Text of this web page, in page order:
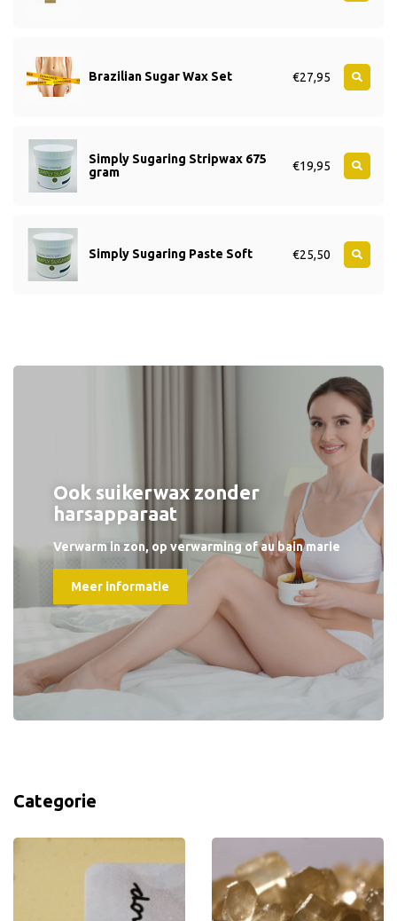
Brazilian Sugar Wax Set €27,95
Simply Sugaring Stripwax 675
gram
€19,95
Simply Sugaring Paste Soft €25,50
Ook suikerwax zonder
harsapparaat
Verwarm in zon, op verwarming of au bain marie
Meer informatie
Categorie